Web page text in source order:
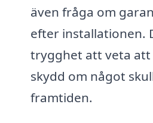
även fråga om
efter installationen.
trygghet att veta
skydd om något
framtiden.